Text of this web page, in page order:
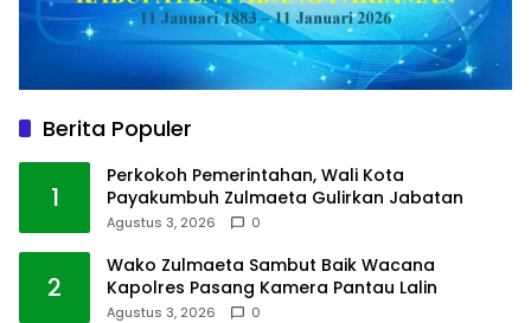
Berita Populer
1
Perkokoh Pemerintahan, Wali Kota
Payakumbuh Zulmaeta Gulirkan Jabatan
Agustus 3, 2026 0
2
Wako Zulmaeta Sambut Baik Wacana
Kapolres Pasang Kamera Pantau Lalin
Agustus 3, 2026 0